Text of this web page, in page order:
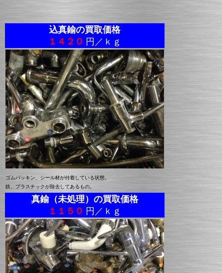
込真鍮の買取価格
１４２０ 円／ｋｇ
ゴムパッキン、シール材が付着している状態。
鉄、プラスチックが除去してあるもの。
真鍮（未処理）の買取価格
１１５０ 円／ｋｇ